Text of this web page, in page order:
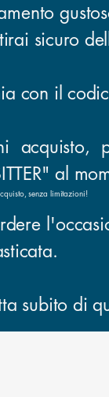
sicuro
con il
acquisto,
al
senza limitazioni!
subito di